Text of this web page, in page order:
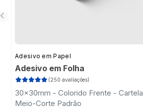
Adesivo em Papel
Adesivo em Folha
(250 avaliações)
30x30mm - Colorido Frente - Cartela
Meio-Corte Padrão